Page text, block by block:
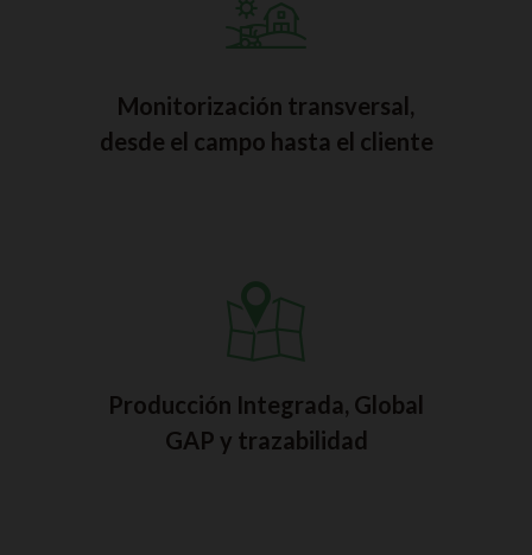
Monitorización transversal,
desde el campo hasta el cliente
Producción Integrada, Global
GAP y trazabilidad